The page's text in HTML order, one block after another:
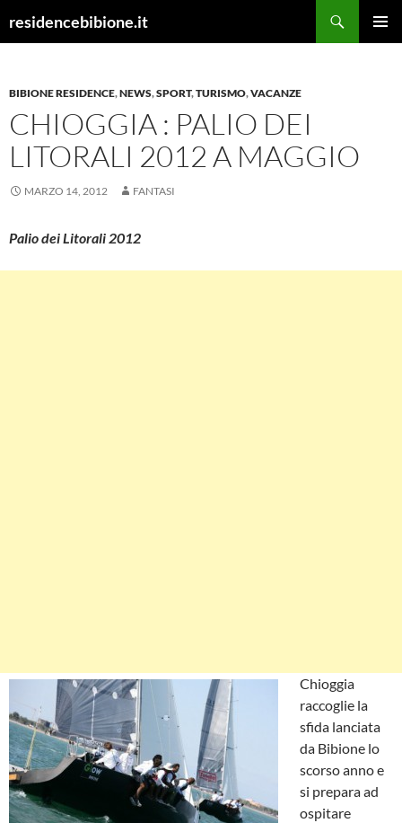
residencebibione.it
BIBIONE RESIDENCE,NEWS,SPORT,TURISMO,VACANZE
CHIOGGIA : PALIO DEI
LITORALI 2012 A MAGGIO
MARZO 14, 2012 FANTASI
Palio dei Litorali 2012
Chioggia
raccoglie la
sfida lanciata
da Bibione lo
scorso anno e
si prepara ad
ospitare